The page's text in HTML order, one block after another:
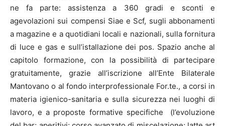
ne fa parte: assistenza a 360 gradi e sconti e
agevolazioni sui compensi Siae e Scf, sugli abbonamenti
a magazine e a quotidiani locali e nazionali, sulla fornitura
di luce e gas e sull’istallazione dei pos. Spazio anche al
capitolo formazione, con la possibilità di partecipare
gratuitamente, grazie all’iscrizione all’Ente Bilaterale
Mantovano o al fondo interprofessionale For.te., a corsi in
materia igienico-sanitaria e sulla sicurezza nei luoghi di
lavoro, e a proposte formative specifiche (l’evoluzione